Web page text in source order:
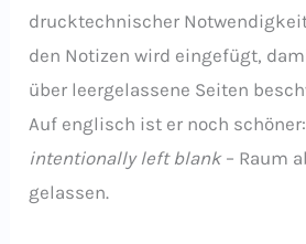
drucktechnischer
den Notizen wird eingefügt,
über leergelassene Seiten
Auf englisch ist er noch schöner:
intentionally left blank – Raum
gelassen.